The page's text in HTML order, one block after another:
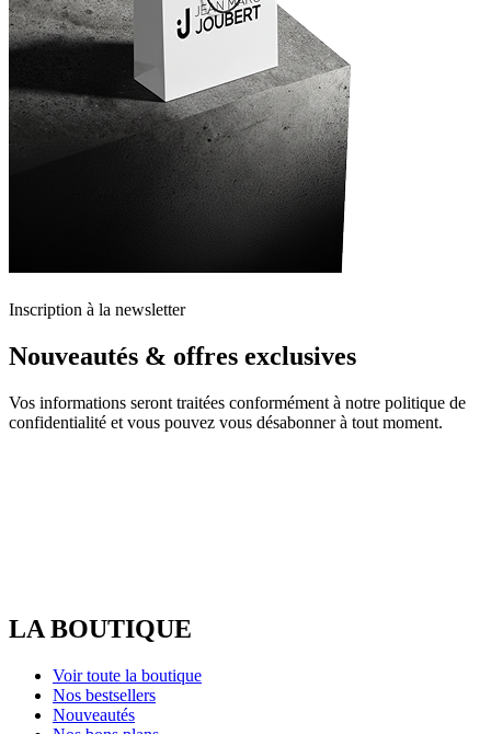
Inscription à la newsletter
Nouveautés & offres exclusives
Vos informations seront traitées conformément à notre politique de
confidentialité et vous pouvez vous désabonner à tout moment.
LA BOUTIQUE
Voir toute la boutique
Nos bestsellers
Nouveautés